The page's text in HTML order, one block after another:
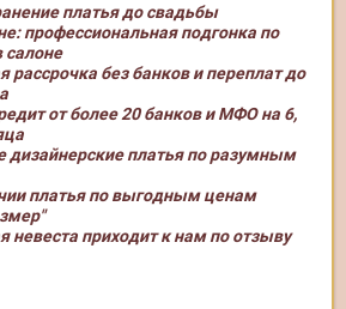
платья до свадьбы
профессиональная подгонка по
салоне
рассрочка без банков и переплат до
от более 20 банков и МФО на 6,
дизайнерские платья по разумным
платья по выгодным ценам
невеста приходит к нам по отзыву